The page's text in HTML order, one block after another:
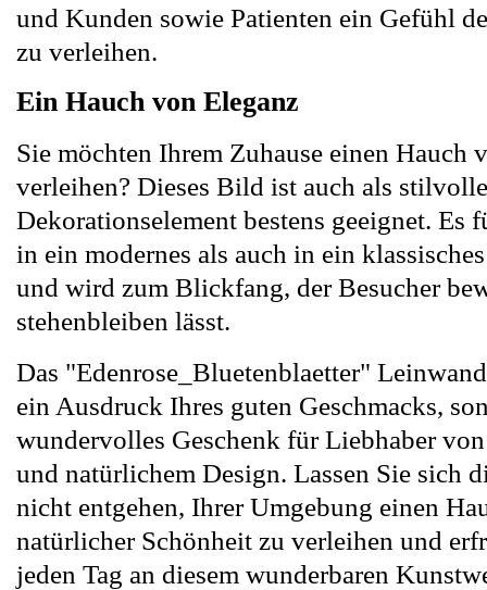
und Kunden sowie Patienten ein Gefühl
zu verleihen.
Ein Hauch von Eleganz
Sie möchten Ihrem Zuhause einen Hauch
verleihen? Dieses Bild ist auch als
Dekorationselement bestens geeignet. Es
in ein modernes als auch in ein
und wird zum Blickfang, der Besucher
stehenbleiben lässt.
Das "Edenrose_Bluetenblaetter"
ein Ausdruck Ihres guten Geschmacks,
wundervolles Geschenk für Liebhaber
und natürlichem Design. Lassen Sie sich
nicht entgehen, Ihrer Umgebung einen
natürlicher Schönheit zu verleihen und
jeden Tag an diesem wunderbaren